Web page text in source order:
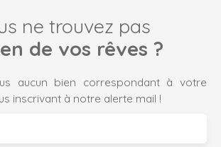
ne trouvez pas
de vos rêves ?
aucun bien correspondant à votre
inscrivant à notre alerte mail !